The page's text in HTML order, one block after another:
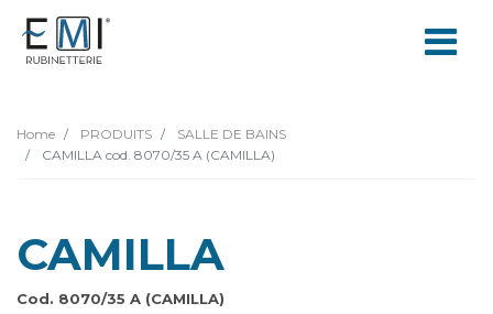
Home PRODUITS
SALLE DE BAINS
CAMILLA cod. 8070/35 A (CAMILLA)
CAMILLA
Cod. 8070/35 A (CAMILLA)